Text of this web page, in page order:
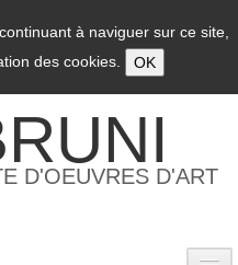
à naviguer sur ce site,
des cookies.
OK
D'OEUVRES D'ART